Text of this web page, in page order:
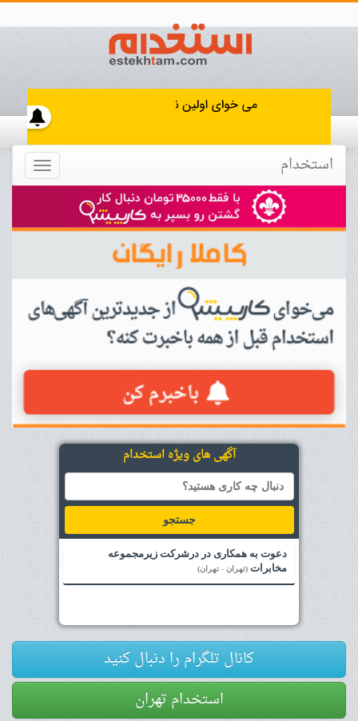
Toggle استخدام
آگهی های ویژه استخدام
جستجو
دعوت به همکاری در درشرکت زیرمجموعه
مخابرات (تهران - تهران)
کانال تلگرام را دنبال کنید
استخدام تهران